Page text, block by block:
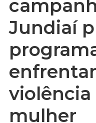
Jundiaí
violência
mulher